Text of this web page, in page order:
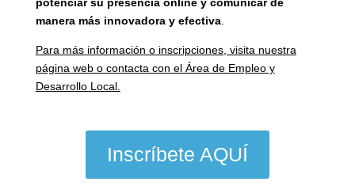
manera más innovadora y efectiva.
Para más información o inscripciones, visita nuestra
página web o contacta con el Área de Empleo y
Desarrollo Local.
Inscríbete AQUÍ